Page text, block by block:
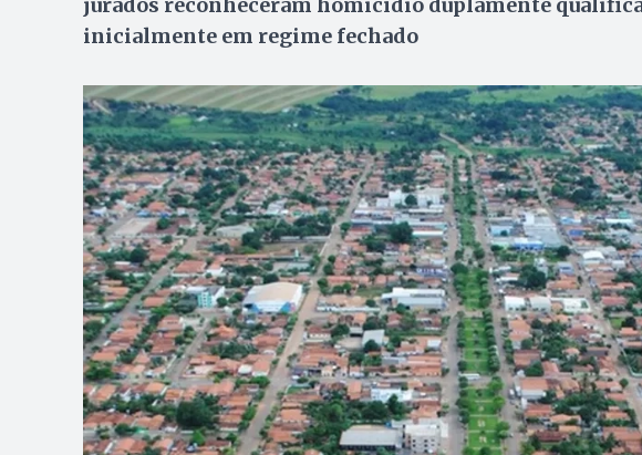
jurados reconheceram homicídio duplamente
inicialmente em regime fechado